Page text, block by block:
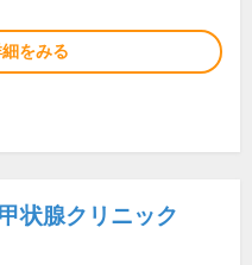
をみる
状腺クリニック